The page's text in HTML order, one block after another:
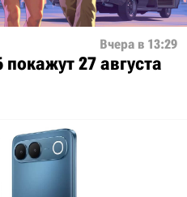
Вчера в 13:29
27 августа